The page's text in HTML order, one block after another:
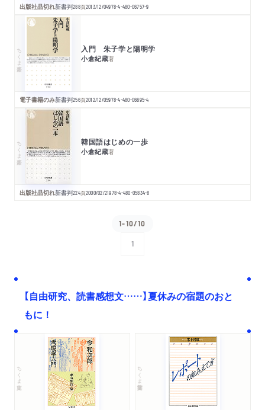
出版社品切れ新書判288頁2013/12/04978-4-480-06757-9
ちくま新書 入門 朱子学と陽明学
小倉紀蔵著
電子書籍のみ新書判256頁2012/12/05978-4-480-06695-4
ちくま新書 韓国語はじめの一歩
小倉紀蔵著
出版社品切れ新書判224頁2000/02/21978-4-480-05834-8
1-10/10
1
【自由研究、読書感想文……】夏休みの宿題のおと
もに！
ちくま文庫 ちくま学芸文庫